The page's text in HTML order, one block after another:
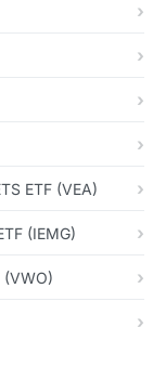
ETF (VEA)
(IEMG)
(VWO)